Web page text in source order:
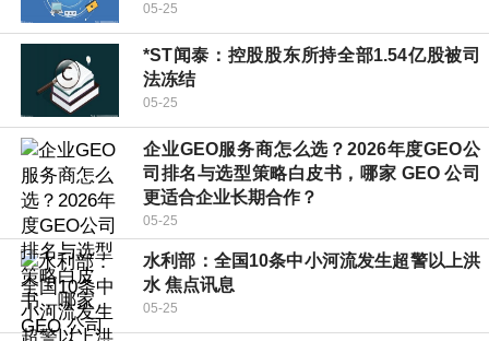
05-25
*ST闻泰：控股股东所持全部1.54亿股被司
法冻结
05-25
企业GEO服务商怎么选？2026年度GEO公
司排名与选型策略白皮书，哪家 GEO 公司
更适合企业长期合作？
05-25
水利部：全国10条中小河流发生超警以上洪
水 焦点讯息
05-25